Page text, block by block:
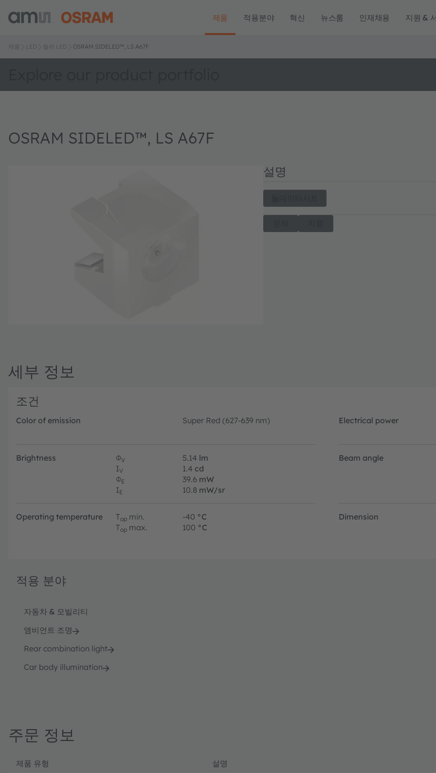
제품 적용분야 혁신 뉴스룸 인재채용 지원 &
제품 LED 컬러 LED OSRAM SIDELED™, LS A67F
OSRAM SIDELED™, LS A67F
설명
세부 정보
조건
Color of emission Super Red (627-639 nm) Electrical power
Brightness ΦV 5.14 lm
IV 1.4 cd
ΦE 39.6 mW
IE 10.8 mW/sr
Beam angle
Operating temperature Top min. -40 °C
Top max. 100 °C
Dimension
적용 분야
자동차 & 모빌리티
앰비언트 조명
Rear combination light
Car body illumination
주문 정보
제품 유형 설명